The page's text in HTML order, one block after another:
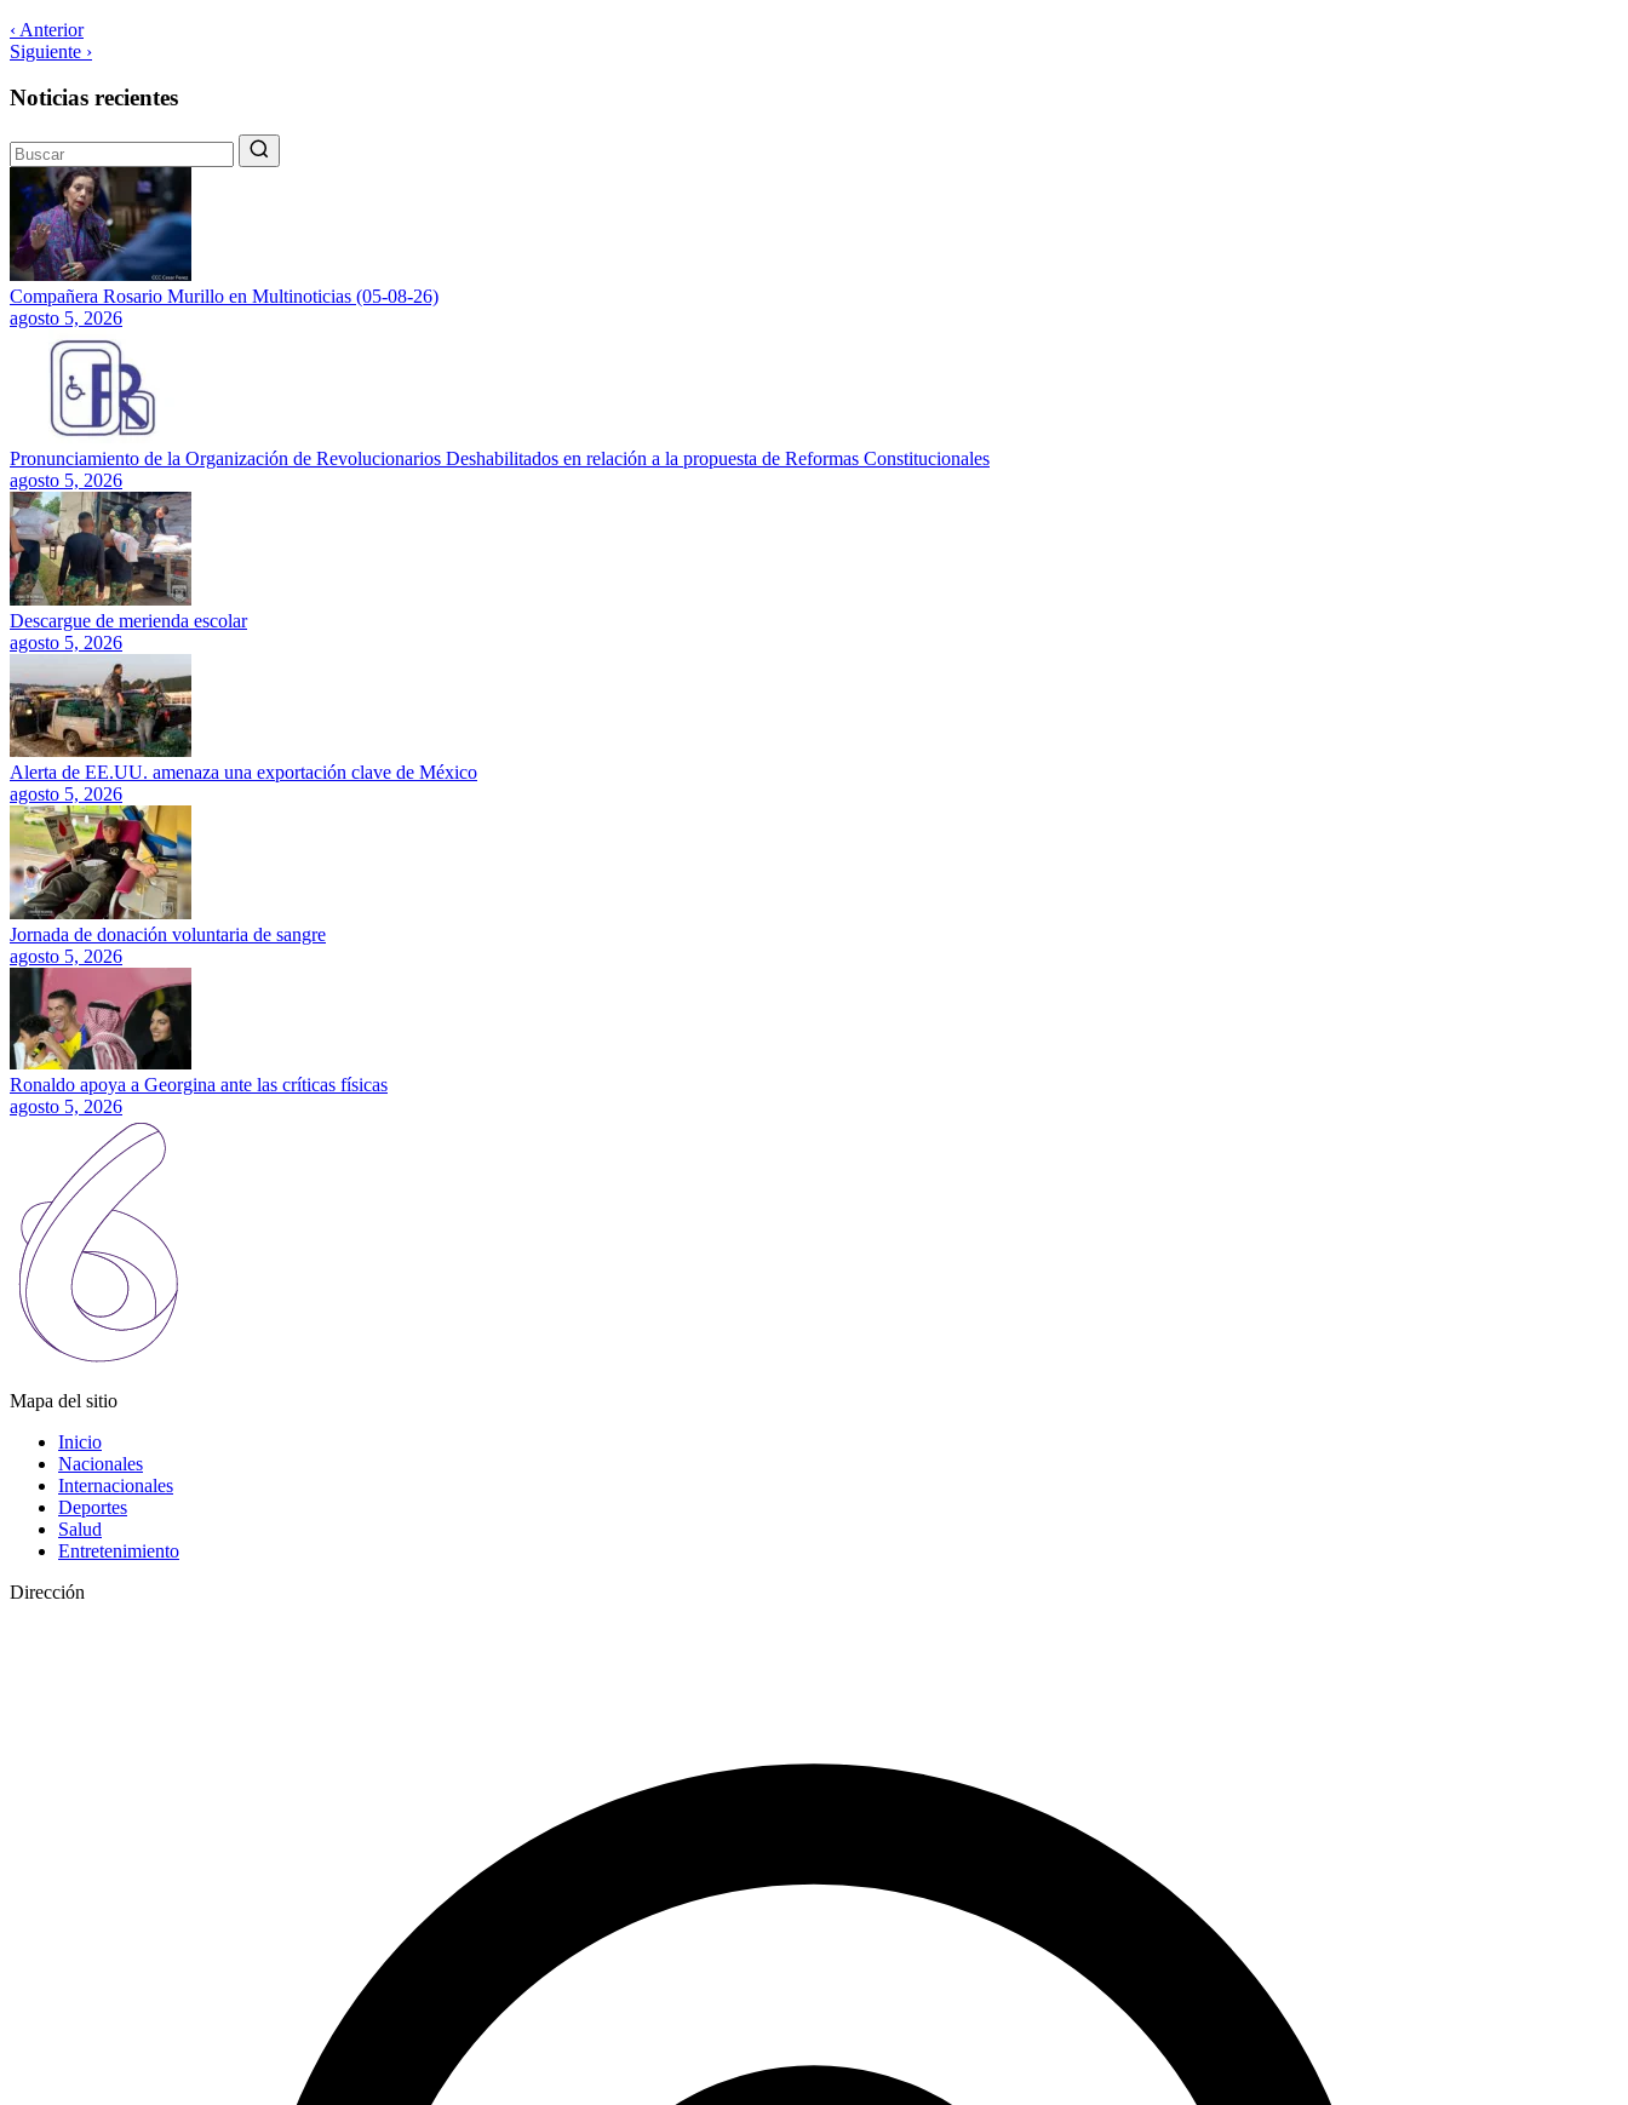
‹ Anterior
Siguiente ›
Noticias recientes
Compañera Rosario Murillo en Multinoticias (05-08-26)
agosto 5, 2026
Pronunciamiento de la Organización de Revolucionarios Deshabilitados en relación a la propuesta de Reformas Constitucionales
agosto 5, 2026
Descargue de merienda escolar
agosto 5, 2026
Alerta de EE.UU. amenaza una exportación clave de México
agosto 5, 2026
Jornada de donación voluntaria de sangre
agosto 5, 2026
Ronaldo apoya a Georgina ante las críticas físicas
agosto 5, 2026
Mapa del sitio
Inicio
Nacionales
Internacionales
Deportes
Salud
Entretenimiento
Dirección